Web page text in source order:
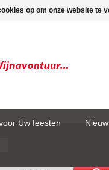
Uw feesten
op om onze website te